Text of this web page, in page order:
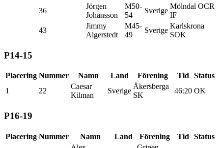
36
Jörgen
Johansson
M50-
54
Sverige
Mölndal OCR
IF
43
Jimmy
Algerstedt
M45-
49
Sverige
Karlskrona
SOK
P14-15
Placering Nummer Namn Land Förening Tid
Status
1
22
Caesar
Kilman
Sverige
Åkersberga
SK
46:20 OK
P16-19
Placering Nummer Namn Land Förening Tid
Status